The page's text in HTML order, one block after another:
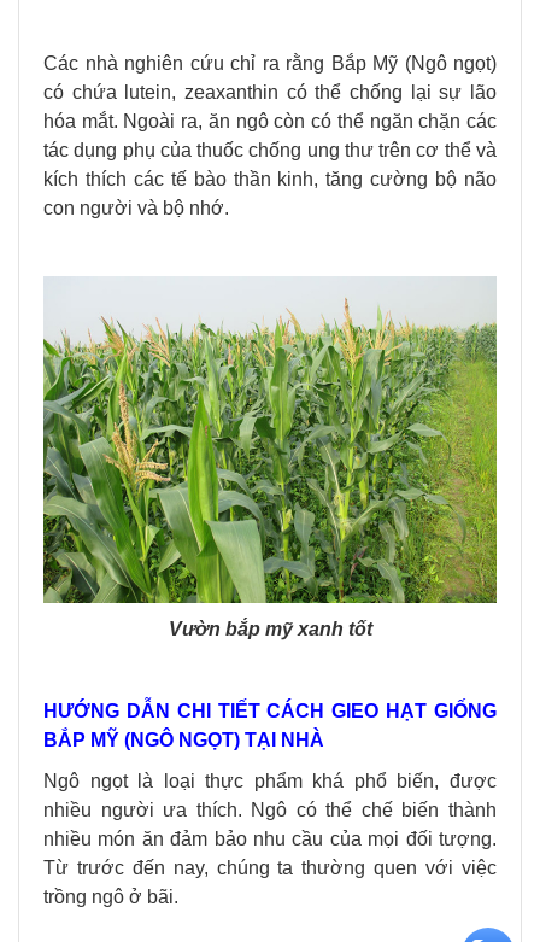
Các nhà nghiên cứu chỉ ra rằng Bắp Mỹ (Ngô ngọt)
có chứa lutein, zeaxanthin có thể chống lại sự lão
hóa mắt. Ngoài ra, ăn ngô còn có thể ngăn chặn các
tác dụng phụ của thuốc chống ung thư trên cơ thể và
kích thích các tế bào thần kinh, tăng cường bộ não
con người và bộ nhớ.
Vườn bắp mỹ xanh tốt
HƯỚNG DẪN CHI TIẾT CÁCH GIEO HẠT GIỐNG
BẮP MỸ (NGÔ NGỌT) TẠI NHÀ
Ngô ngọt là loại thực phẩm khá phổ biến, được
nhiều người ưa thích. Ngô có thể chế biến thành
nhiều món ăn đảm bảo nhu cầu của mọi đối tượng.
Từ trước đến nay, chúng ta thường quen với việc
trồng ngô ở bãi.